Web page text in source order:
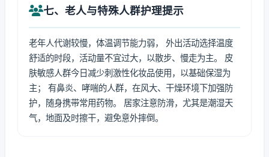
七、老人与特殊人群护理提示
老年人代谢较慢，体温调节能力弱， 外出活动选择温度
舒适的时段，活动量不宜过大，以散步、慢走为主。 皮
肤敏感人群今日减少刺激性化妆品使用，以基础保湿为
主； 有鼻炎、哮喘的人群，在风大、干燥环境下加强防
护，随身携带常用药物。 居家注意防滑，尤其是潮湿天
气，地面及时擦干，避免意外摔倒。